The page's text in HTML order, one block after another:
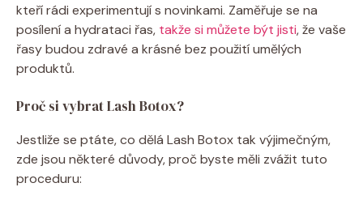
kteří rádi experimentují s novinkami. Zaměřuje se na
posílení a hydrataci řas, takže si můžete být jisti, že vaše
řasy budou zdravé a krásné bez použití umělých
produktů.
Proč si vybrat Lash Botox?
Jestliže se ptáte, co dělá Lash Botox tak výjimečným,
zde jsou některé důvody, proč byste měli zvážit tuto
proceduru: